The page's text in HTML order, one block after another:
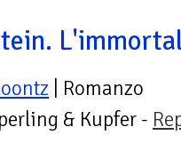
| Romanzo
& Kupfer -